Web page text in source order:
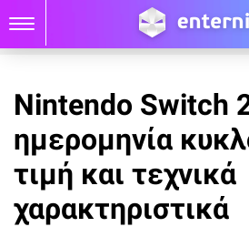
Nintendo Switch
ημερομηνία
τιμή και τεχνικά
χαρακτηριστικά